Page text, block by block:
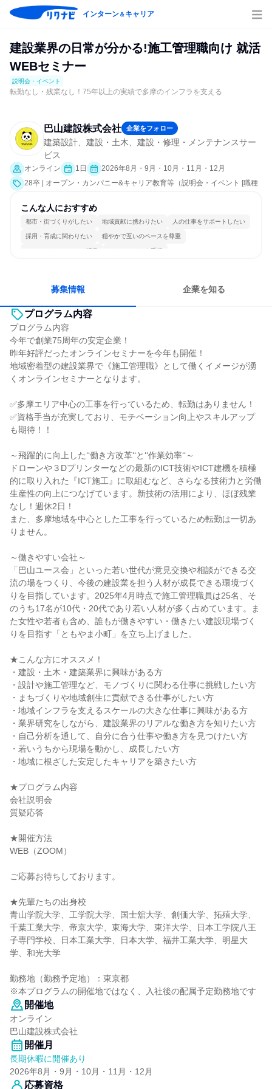
インターン＆キャリア
建設業界の日常が分かる!施工管理職向け 就活
WEBセミナー
説明会・イベント
転勤なし・残業なし！75年以上の実績で多摩のインフラを支える
巴山建設株式会社 企業をフォロー
建築設計、建設・土木、建設・修理・メンテナンスサー
ビス
オンライン 1日
2026年8月・9月・10月・11月・12月
28卒 | オープン・カンパニー&キャリア教育等（説明会・イベント [職種
こんな人におすすめ
都市・街づくりがしたい 地域貢献に携わりたい 人の仕事をサポートしたい
採用・育成に関わりたい 穏やかで互いのペースを尊重
コミュニケーションが活発 チームワークを重視
募集情報 企業を知る
プログラム内容
プログラム内容
今年で創業75周年の安定企業！
昨年好評だったオンラインセミナーを今年も開催！
地域密着型の建設業界で《施工管理職》として働くイメージが湧
くオンラインセミナーとなります。
✅多摩エリア中心の工事を行っているため、転勤はありません！
✅資格手当が充実しており、モチベーション向上やスキルアップ
も期待！！
～飛躍的に向上した‘‘働き方改革‘‘と‘‘作業効率‘‘～
ドローンや３Dプリンターなどの最新のICT技術やICT建機を積極
的に取り入れた『ICT施工』に取組むなど、さらなる技術力と労働
生産性の向上につなげています。新技術の活用により、ほぼ残業
なし！週休2日！
また、多摩地域を中心とした工事を行っているため転勤は一切あ
りません。
～働きやすい会社～
「巴山ユース会」といった若い世代が意見交換や相談ができる交
流の場をつくり、今後の建設業を担う人材が成長できる環境づく
りを目指しています。2025年4月時点で施工管理職員は25名、そ
のうち17名が10代・20代であり若い人材が多く占めています。ま
た女性や若者も含め、誰もが働きやすい・働きたい建設現場づく
りを目指す「ともやま小町」を立ち上げました。
★こんな方にオススメ！
・建設・土木・建築業界に興味がある方
・設計や施工管理など、モノづくりに関わる仕事に挑戦したい方
・まちづくりや地域創生に貢献できる仕事がしたい方
・地域インフラを支えるスケールの大きな仕事に興味がある方
・業界研究をしながら、建設業界のリアルな働き方を知りたい方
・自己分析を通して、自分に合う仕事や働き方を見つけたい方
・若いうちから現場を動かし、成長したい方
・地域に根ざした安定したキャリアを築きたい方
★プログラム内容
会社説明会
質疑応答
★開催方法
WEB（ZOOM）
ご応募お待ちしております。
★先輩たちの出身校
青山学院大学、工学院大学、国士舘大学、創価大学、拓殖大学、
千葉工業大学、帝京大学、東海大学、東洋大学、日本工学院八王
子専門学校、日本工業大学、日本大学、福井工業大学、明星大
学、和光大学
勤務地（勤務予定地）：東京都
※本プログラムの開催地ではなく、入社後の配属予定勤務地です
開催地
オンライン
巴山建設株式会社
開催月
長期休暇に開催あり
2026年8月・9月・10月・11月・12月
応募資格